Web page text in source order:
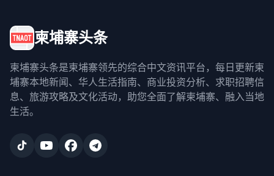
柬埔寨头条
柬埔寨头条是柬埔寨领先的综合中文资讯平台，每日更新柬
埔寨本地新闻、华人生活指南、商业投资分析、求职招聘信
息、旅游攻略及文化活动，助您全面了解柬埔寨、融入当地
生活。